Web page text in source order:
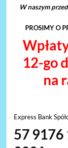
W naszym
PROSIMY O
12-go
na
Express Bank
57 9176